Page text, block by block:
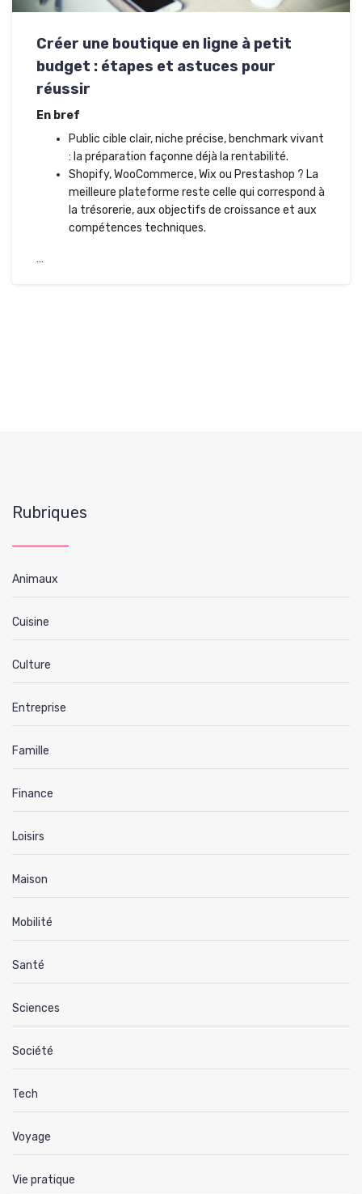
Créer une boutique en ligne à petit
budget : étapes et astuces pour
réussir
En bref
Public cible clair, niche précise, benchmark vivant
: la préparation façonne déjà la rentabilité.
Shopify, WooCommerce, Wix ou Prestashop ? La
meilleure plateforme reste celle qui correspond à
la trésorerie, aux objectifs de croissance et aux
compétences techniques.
…
Rubriques
Animaux
Cuisine
Culture
Entreprise
Famille
Finance
Loisirs
Maison
Mobilité
Santé
Sciences
Société
Tech
Voyage
Vie pratique